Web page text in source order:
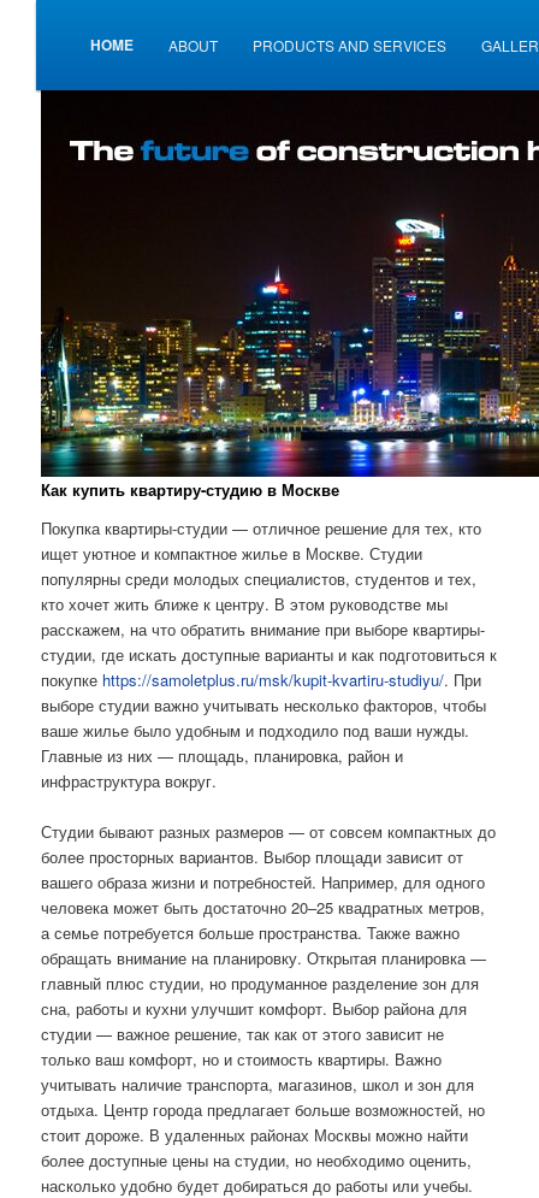
SKIP TO PRIMARY CONTENT
SKIP TO SECONDARY CONTENT
HOME ABOUT PRODUCTS AND SERVICES
Как купить квартиру-студию в Москве
Покупка квартиры-студии — отличное решение для тех, кто
ищет уютное и компактное жилье в Москве. Студии
популярны среди молодых специалистов, студентов и тех,
кто хочет жить ближе к центру. В этом руководстве мы
расскажем, на что обратить внимание при выборе квартиры-
студии, где искать доступные варианты и как подготовиться к
покупке https://samoletplus.ru/msk/kupit-kvartiru-studiyu/. При
выборе студии важно учитывать несколько факторов, чтобы
ваше жилье было удобным и подходило под ваши нужды.
Главные из них — площадь, планировка, район и
инфраструктура вокруг.
Студии бывают разных размеров — от совсем компактных до
более просторных вариантов. Выбор площади зависит от
вашего образа жизни и потребностей. Например, для одного
человека может быть достаточно 20–25 квадратных метров,
а семье потребуется больше пространства. Также важно
обращать внимание на планировку. Открытая планировка —
главный плюс студии, но продуманное разделение зон для
сна, работы и кухни улучшит комфорт. Выбор района для
студии — важное решение, так как от этого зависит не
только ваш комфорт, но и стоимость квартиры. Важно
учитывать наличие транспорта, магазинов, школ и зон для
отдыха. Центр города предлагает больше возможностей, но
стоит дороже. В удаленных районах Москвы можно найти
более доступные цены на студии, но необходимо оценить,
насколько удобно будет добираться до работы или учебы.